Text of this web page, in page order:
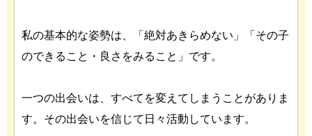
私の基本的な姿勢は、「絶対あきらめない」「その子
のできること・良さをみること」です。
一つの出会いは、すべてを変えてしまうことがありま
す。その出会いを信じて日々活動しています。